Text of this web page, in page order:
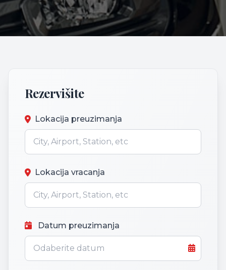
Rezervišite
Lokacija preuzimanja
Lokacija vracanja
Datum preuzimanja